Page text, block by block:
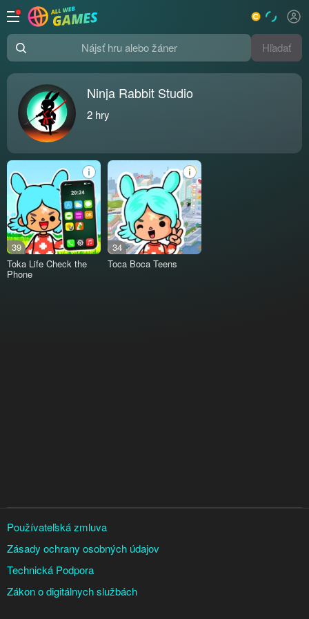
Nájsť hru alebo žáner Hľadať
Ninja Rabbit Studio
2 hry
39
Toka Life Check the
Phone
34
Toca Boca Teens
Používateľská zmluva
Zásady ochrany osobných údajov
Technická Podpora
Zákon o digitálnych službách